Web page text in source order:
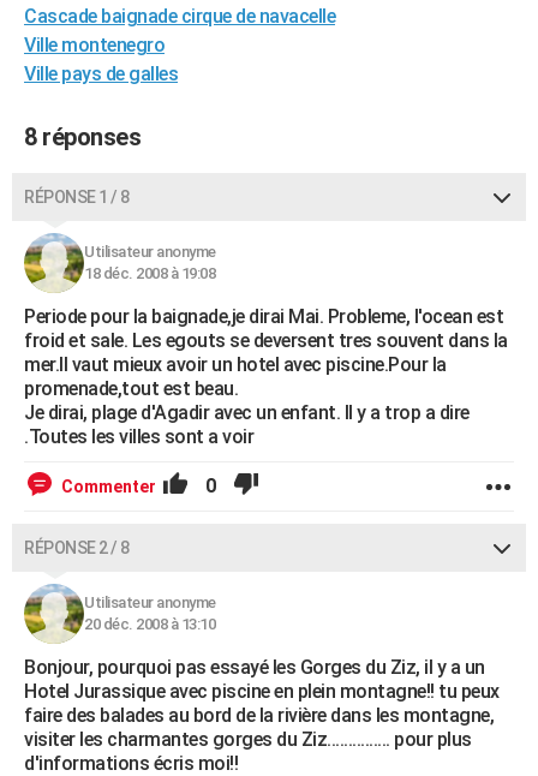
Destinations
City break
Voyage nature
Voyage de noces
Forum
Climat
+PHOTO
GUIDES D'ACHAT
Carte de Noël
Carte Bonne année
Carte Saint-Valentin
Carte Pâques
Carte d'anniversaire
Dictionnaire
Biographies
Citations
Expressions
Proverbes
PROGRAMME TV
COPAINS D'AVANT
S'inscrire
Se connecter
Lycées
Collèges
Primaires
Universités
Entreprises
Service militaire
Avis de recherche
AVIS DE DÉCÈS
FORUM
Cascade baignade cirque de navacelle
Ville montenegro
Ville pays de galles
8 réponses
RÉPONSE 1 / 8
Utilisateur anonyme
18 déc. 2008 à 19:08
Periode pour la baignade,je dirai Mai. Probleme, l'ocean est
froid et sale. Les egouts se deversent tres souvent dans la
mer.Il vaut mieux avoir un hotel avec piscine.Pour la
promenade,tout est beau.
Je dirai, plage d'Agadir avec un enfant. Il y a trop a dire
.Toutes les villes sont a voir
Commenter 0
RÉPONSE 2 / 8
Utilisateur anonyme
20 déc. 2008 à 13:10
Bonjour, pourquoi pas essayé les Gorges du Ziz, il y a un
Hotel Jurassique avec piscine en plein montagne!! tu peux
faire des balades au bord de la rivière dans les montagne,
visiter les charmantes gorges du Ziz............... pour plus
d'informations écris moi!!